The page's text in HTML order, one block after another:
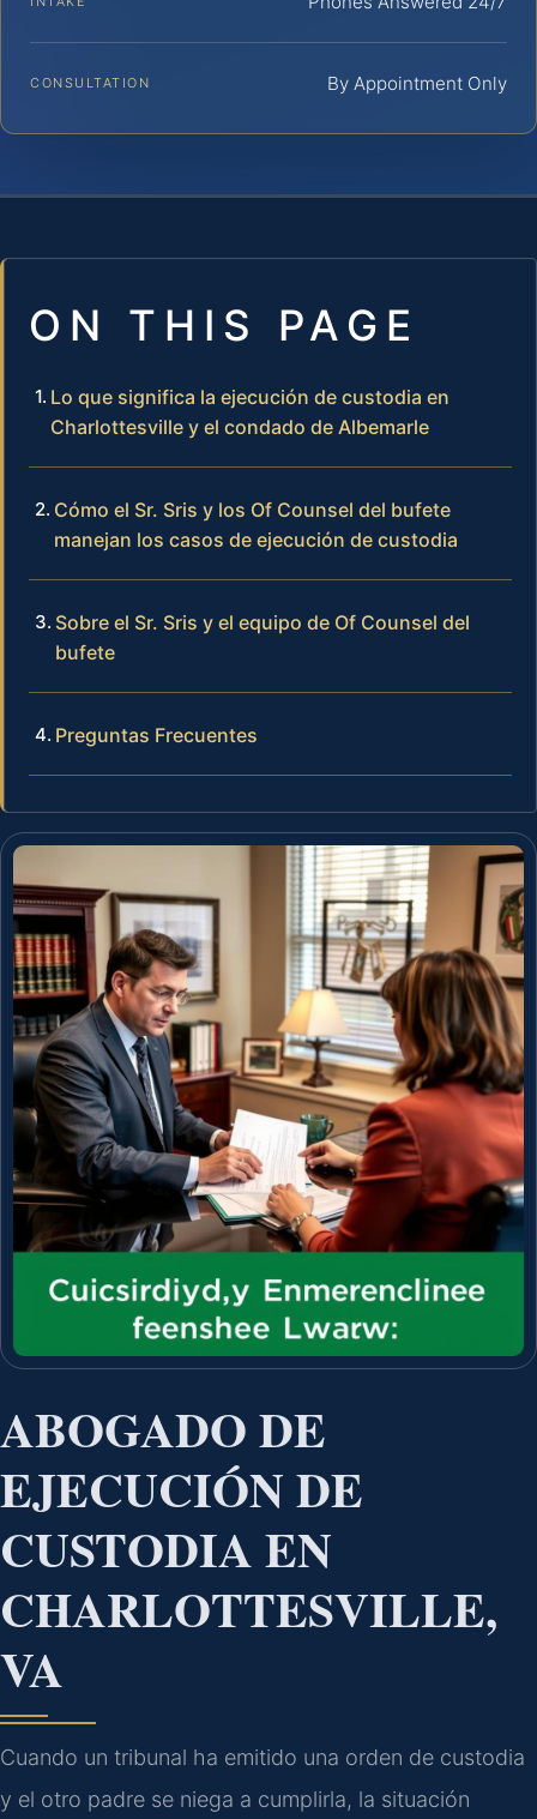
CONSULTATION By Appointment Only
ON THIS PAGE
Lo que significa la ejecución de custodia en
Charlottesville y el condado de Albemarle
Cómo el Sr. Sris y los Of Counsel del bufete
manejan los casos de ejecución de custodia
Sobre el Sr. Sris y el equipo de Of Counsel del
bufete
Preguntas Frecuentes
ABOGADO DE
EJECUCIÓN DE
CUSTODIA EN
CHARLOTTESVILLE,
VA
Cuando un tribunal ha emitido una orden de custodia
y el otro padre se niega a cumplirla, la situación